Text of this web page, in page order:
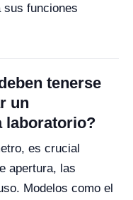
sus funciones
tenerse
un
laboratorio?
es crucial
apertura, las
Modelos como el